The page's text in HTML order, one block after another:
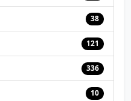
38
121
336
10